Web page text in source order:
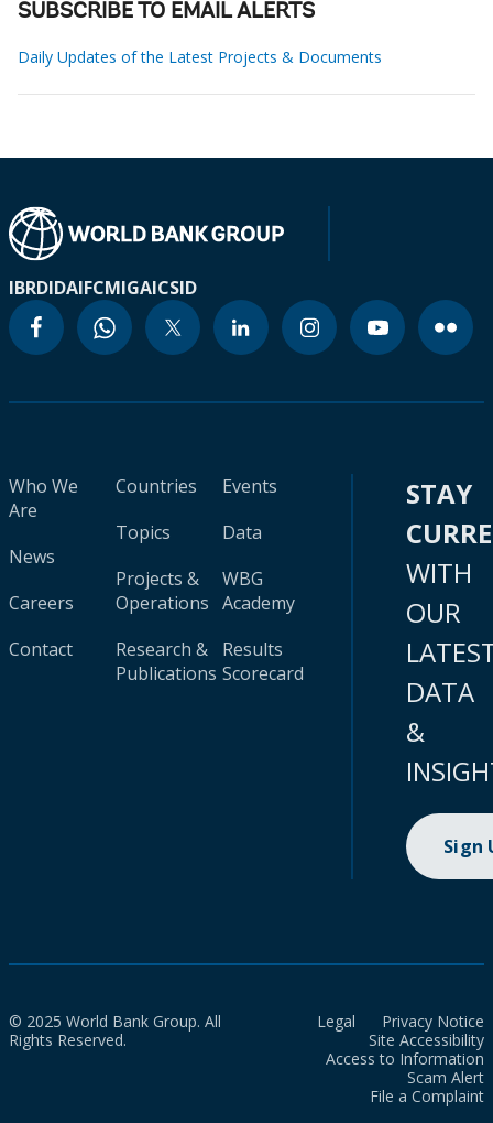
SUBSCRIBE TO EMAIL ALERTS
Daily Updates of the Latest Projects & Documents
IBRDIDAIFCMIGAICSID
Who We
Are
News
Careers
Contact
Countries
Topics
Projects &
Operations
Research &
Publications
Events
Data
WBG
Academy
Results
Scorecard
STAY
WITH
OUR
DATA
&
Sign
© 2025 World Bank Group. All
Rights Reserved.
Legal
Privacy Notice
Site Accessibility
Access to Information
Scam Alert
File a Complaint